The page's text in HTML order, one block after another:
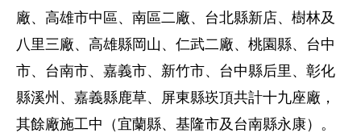
廠、高雄市中區、南區二廠、台北縣新店、樹林及
八里三廠、高雄縣岡山、仁武二廠、桃園縣、台中
市、台南市、嘉義市、新竹市、台中縣后里、彰化
縣溪州、嘉義縣鹿草、屏東縣崁頂共計十九座廠，
其餘廠施工中（宜蘭縣、基隆市及台南縣永康）。